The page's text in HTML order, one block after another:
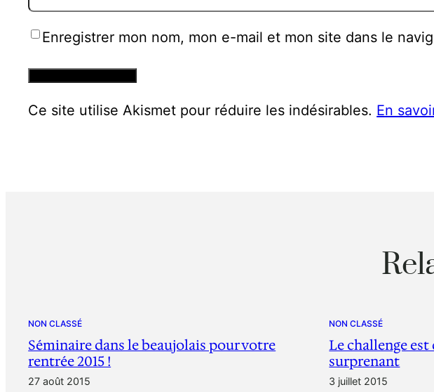
Enregistrer mon nom, mon e-mail et mon site dans le
Ce site utilise Akismet pour réduire les indésirables. En
NON CLASSÉ
Séminaire dans le beaujolais pour votre
rentrée 2015 !
27 août 2015
NON CLASSÉ
Le challenge
surprenant
3 juillet 2015